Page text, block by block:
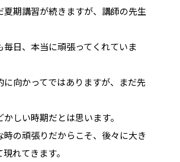
夏期講習が続きますが、講師の先生
毎日、本当に頑張ってくれていま
に向かってではありますが、まだ先
しい時期だとは思います。
時の頑張りだからこそ、後々に大き
れてきます。